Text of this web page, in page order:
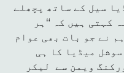
سیل کے ساتھ پچھلے
کہتی ہیں کہ “ہر
نے جو بات بھی عوام
میڈیا کا ہی
ویمن سے لیکر